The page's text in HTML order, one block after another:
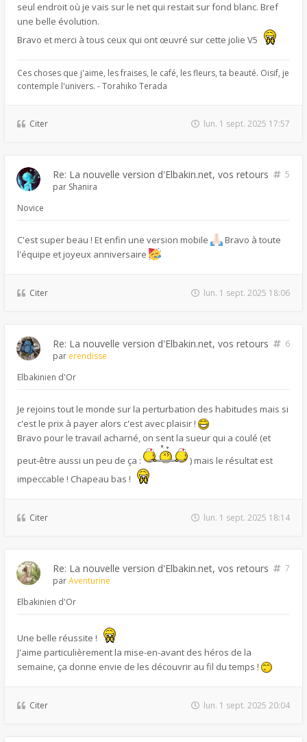
seul endroit où je vais sur le net qui restait sur fond blanc. Bref
une belle évolution.
Bravo et merci à tous ceux qui ont œuvré sur cette jolie V5
Ces choses que j'aime, les fraises, le café, les fleurs, ta beauté. Oisif, je
contemple l'univers. - Torahiko Terada
Citer lun. 1 sept. 2025 17:57
Re: La nouvelle version d'Elbakin.net, vos retours
5
par Shanira
Novice
C'est super beau ! Et enfin une version mobile
Bravo à toute
l'équipe et joyeux anniversaire
Citer lun. 1 sept. 2025 18:06
Re: La nouvelle version d'Elbakin.net, vos retours
6
par erendisse
Elbakinien d'Or
Je rejoins tout le monde sur la perturbation des habitudes mais si
c'est le prix à payer alors c'est avec plaisir !
Bravo pour le travail acharné, on sent la sueur qui a coulé (et
peut-être aussi un peu de ça :
) mais le résultat est
impeccable ! Chapeau bas !
Citer lun. 1 sept. 2025 18:14
Re: La nouvelle version d'Elbakin.net, vos retours
7
parAventurine
Elbakinien d'Or
Une belle réussite !
J'aime particulièrement la mise-en-avant des héros de la
semaine, ça donne envie de les découvrir au fil du temps !
Citer lun. 1 sept. 2025 20:04